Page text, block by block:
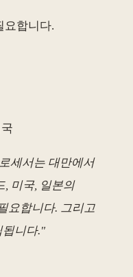
요합니다.
세서는 대만에서
, 미국, 일본의
요합니다. 그리고
됩니다."